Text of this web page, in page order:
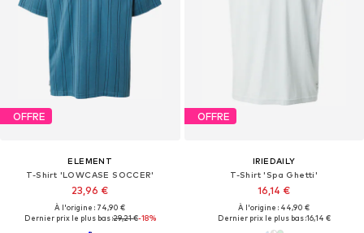
OFFRE
ELEMENT
T-Shirt 'LOWCASE SOCCER'
23,96 €
À l'origine : 74,90 €
Dernier prix le plus bas :29,21 €-18%
OFFRE
IRIEDAILY
T-Shirt 'Spa Ghetti'
16,14 €
À l'origine : 44,90 €
Dernier prix le plus bas :16,14 €